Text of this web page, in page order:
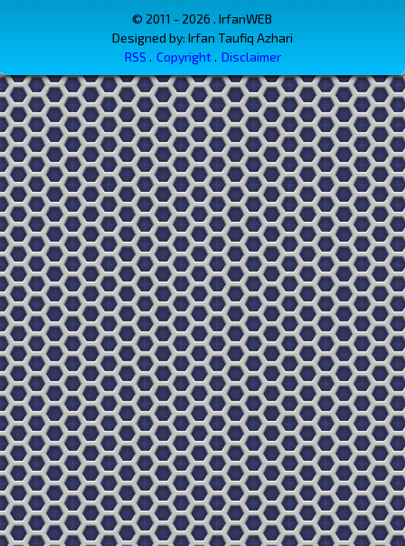
© 2011 - 2026 . IrfanWEB
Designed by: Irfan Taufiq Azhari
Menu Footer
RSS Copyright Disclaimer